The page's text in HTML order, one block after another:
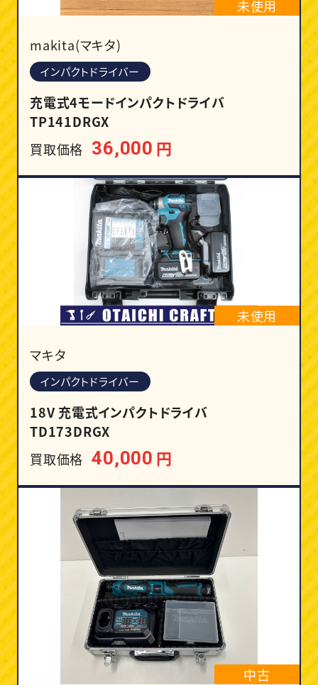
未使用
makita(マキタ)
インパクトドライバー
充電式4モードインパクトドライバ
TP141DRGX
買取価格 36,000 円
未使用
マキタ
インパクトドライバー
18V 充電式インパクトドライバ
TD173DRGX
買取価格 40,000 円
中古